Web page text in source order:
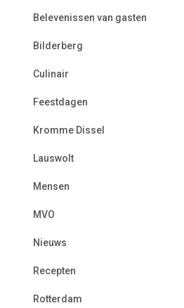
Belevenissen van gasten
Bilderberg
Culinair
Feestdagen
Kromme Dissel
Lauswolt
Mensen
MVO
Nieuws
Recepten
Rotterdam